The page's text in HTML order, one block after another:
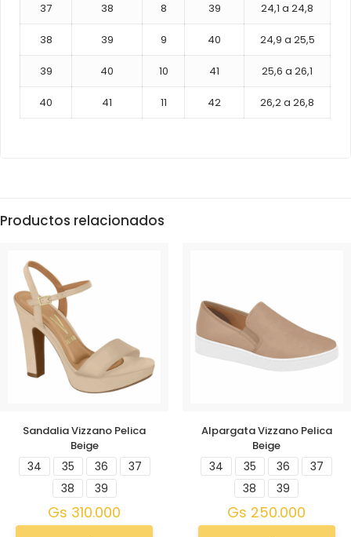
37 38 8 39 24,1 a 24,8
38 39 9 40 24,9 a 25,5
39 40 10 41 25,6 a 26,1
40 41 11 42 26,2 a 26,8
Productos relacionados
Sandalia Vizzano Pelica
Beige
34 35 36
37
38
39
Gs 310.000
Alpargata Vizzano Pelica
Beige
34 35 36
37
38
39
Gs 250.000